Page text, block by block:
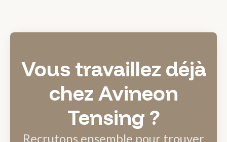
Vous travaillez déjà
chez Avineon
Tensing ?
Recrutons ensemble pour trouver